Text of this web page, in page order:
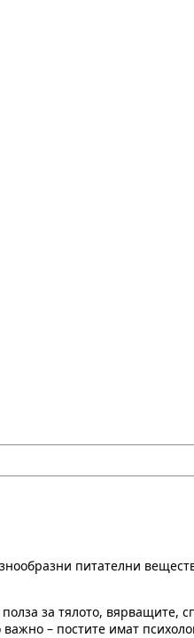
питателни
за тялото, вярващите,
– постите имат